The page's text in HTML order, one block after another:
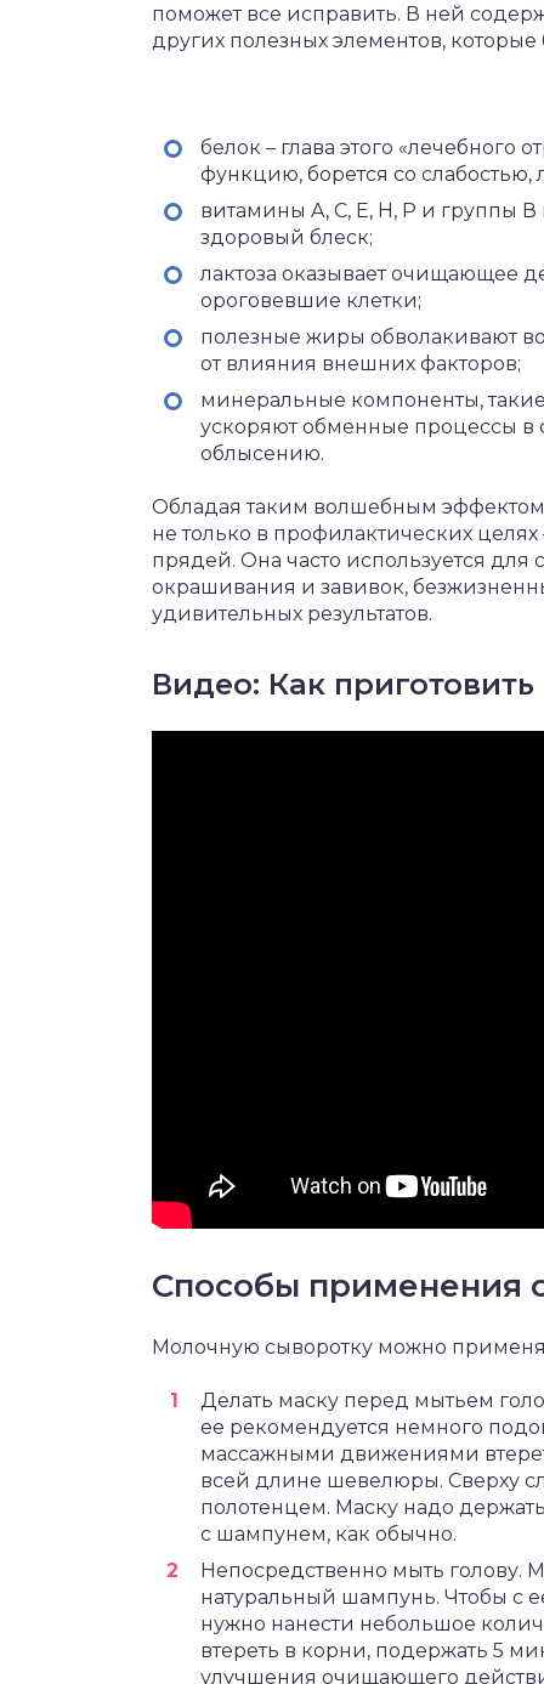
поможет все исправить. В ней
других полезных элементов,
белок – глава этого «лечебного
функцию, борется со
­витамины A, C, E, H, P и группы
здоровый блеск;
­лактоза оказывает очищающее
ороговевшие клетки;
­полезные жиры обволакивают
от влияния внешних факторов;
­минеральные компоненты,
ускоряют обменные процессы в
облысению.
Обладая таким волшебным
не только в профилактических
прядей. Она часто используется для
окрашивания и завивок,
удивительных результатов.
Видео: Как
Способы применения
Молочную сыворотку можно
Делать маску перед мытьем
ее рекомендуется немного
массажными движениями
всей длине шевелюры. Сверху
полотенцем. Маску надо
с шампунем, как обычно.
Непосредственно мыть голову.
натуральный шампунь. Чтобы с
нужно нанести небольшое
втереть в корни, подержать 5
улучшения очищающего